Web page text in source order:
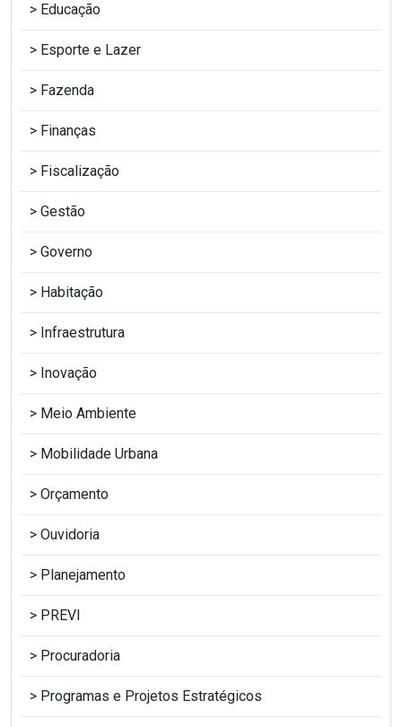
Educação
Esporte e Lazer
Fazenda
Finanças
Fiscalização
Gestão
Governo
Habitação
Infraestrutura
Inovação
Meio Ambiente
Mobilidade Urbana
Orçamento
Ouvidoria
Planejamento
PREVI
Procuradoria
Programas e Projetos Estratégicos